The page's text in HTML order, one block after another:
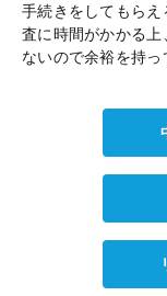
手続きをしてもら
査に時間がかかる上
ないので余裕を持っ